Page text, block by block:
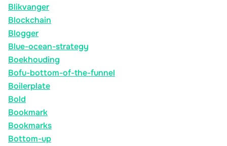
Blikvanger
Blockchain
Blogger
Blue-ocean-strategy
Boekhouding
Bofu-bottom-of-the-funnel
Boilerplate
Bold
Bookmark
Bookmarks
Bottom-up